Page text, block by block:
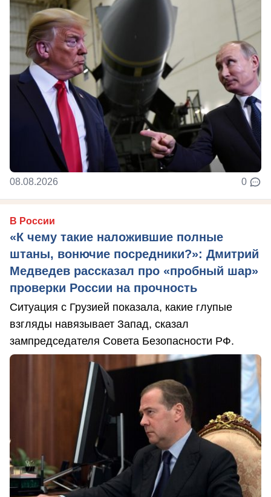
08.08.2026 0
В России
«К чему такие наложившие полные
штаны, вонючие посредники?»: Дмитрий
Медведев рассказал про «пробный шар»
проверки России на прочность
Ситуация с Грузией показала, какие глупые
взгляды навязывает Запад, сказал
зампредседателя Совета Безопасности РФ.